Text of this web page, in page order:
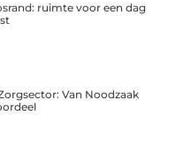
ruimte voor een dag
Van Noodzaak